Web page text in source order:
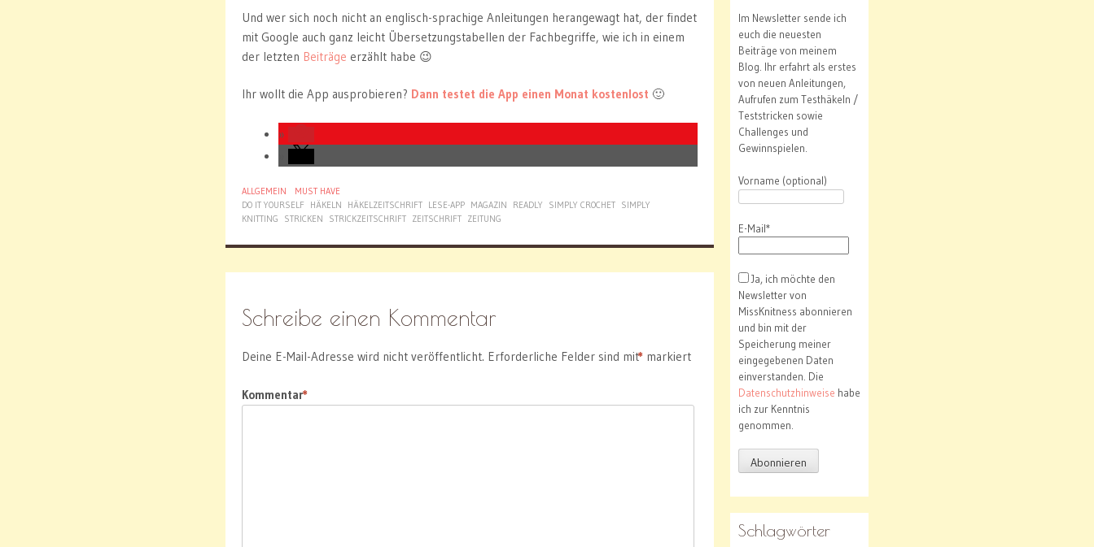
Und wer sich noch nicht an englisch-sprachige Anleitungen herangewagt hat, der findet
mit Google auch ganz leicht Übersetzungstabellen der Fachbegriffe, wie ich in einem
der letzten Beiträge erzählt habe 😉
Ihr wollt die App ausprobieren? Dann testet die App einen Monat kostenlost 🙂
ALLGEMEIN
MUST HAVE
DO IT YOURSELF
HÄKELN HÄKELZEITSCHRIFT LESE-APP MAGAZIN READLY SIMPLY CROCHET SIMPLY
KNITTING
STRICKEN STRICKZEITSCHRIFT ZEITSCHRIFT ZEITUNG
Schreibe einen Kommentar
Deine E-Mail-Adresse wird nicht veröffentlicht. Erforderliche Felder sind mit
* markiert
Kommentar
*
Im Newsletter sende ich
euch die neuesten
Beiträge von meinem
Blog. Ihr erfahrt als erstes
von neuen Anleitungen,
Aufrufen zum Testhäkeln /
Teststricken sowie
Challenges und
Gewinnspielen.
Vorname (optional)
E-Mail*
Ja, ich möchte den
Newsletter von
MissKnitness abonnieren
und bin mit der
Speicherung meiner
eingegebenen Daten
einverstanden. Die
Datenschutzhinweise habe
ich zur Kenntnis
genommen.
Schlagwörter